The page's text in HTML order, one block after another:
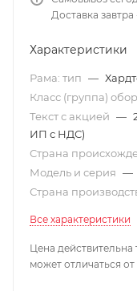
Доставка завтра
Характеристики
Рама: тип —
Класс (группа)
Текст с акцией —
ИП с НДС)
Страна
Модель и серия —
Страна
Все характеристики
Цена действительна
может отличаться